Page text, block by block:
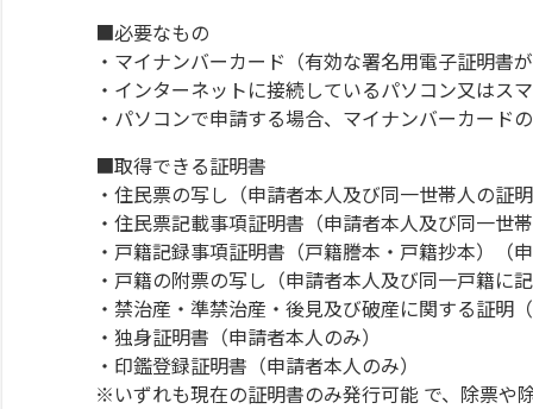
■必要なもの
・マイナンバーカード（有効な署名用電子証明書
・インターネットに接続しているパソコン又はス
・パソコンで申請する場合、マイナンバーカード
■取得できる証明書
・住民票の写し（申請者本人及び同一世帯人の証
・住民票記載事項証明書（申請者本人及び同一世
・戸籍記録事項証明書（戸籍謄本・戸籍抄本）
・戸籍の附票の写し（申請者本人及び同一戸籍に
・禁治産・準禁治産・後見及び破産に関する証明
・独身証明書（申請者本人のみ）
・印鑑登録証明書（申請者本人のみ）
※いずれも現在の証明書のみ発行可能 で、除票や